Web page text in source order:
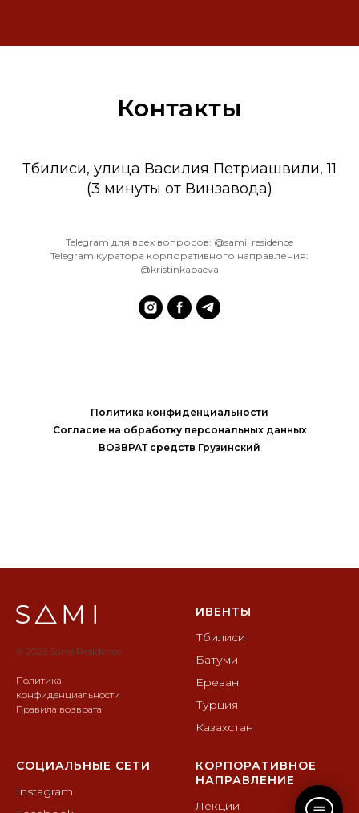
Контакты
Тбилиси, улица Василия Петриашвили, 11
(3 минуты от Винзавода)
Telegram для всех вопросов: @sami_residence
Telegram куратора корпоративного направления:
@kristinkabaeva
Политика конфиденциальности
Согласие на обработку персональных данных
ВОЗВРАТ средств Грузинский
© 2023 Sami Residence
Политика
конфиденциальности
Правила возврата
ИВЕНТЫ
Тбилиси
Батуми
Ереван
Турция
Казахстан
СОЦИАЛЬНЫЕ СЕТИ
Instagram
КОРПОРАТИВНОЕ
НАПРАВЛЕНИЕ
Лекции